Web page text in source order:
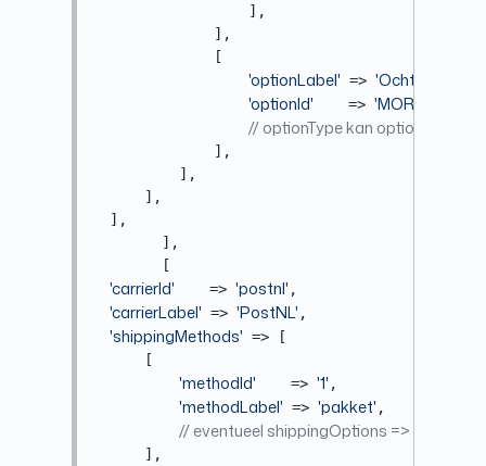
                  ],
              ],
              [
'optionLabel' =>
'optionId'
    =>
'MOR'
// optionType kan optioneel zijn
              ],
          ],
      ],
  ],
        ],
        [
'carrierId'
    =>
'postnl' ,
'carrierLabel' => 'PostNL' ,
'shippingMethods' => [
      [
'methodId'
    =>
'1' ,
'methodLabel' => 'pakket' ,
// eventueel shippingOptions => [] als er
      ],